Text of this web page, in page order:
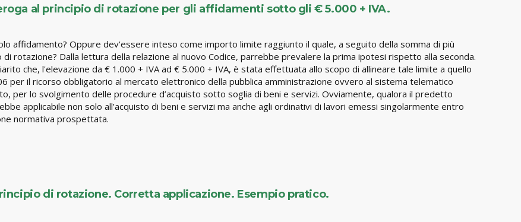
al principio di rotazione per gli affidamenti sotto gli € 5.000 + IVA.
affidamento? Oppure dev'essere inteso come importo limite raggiunto il quale, a seguito della somma di più
rotazione? Dalla lettura della relazione al nuovo Codice, parrebbe prevalere la prima ipotesi rispetto alla seconda.
che, l'elevazione da € 1.000 + IVA ad € 5.000 + IVA, è stata effettuata allo scopo di allineare tale limite a quello
per il ricorso obbligatorio al mercato elettronico della pubblica amministrazione ovvero al sistema telematico
per lo svolgimento delle procedure d’acquisto sotto soglia di beni e servizi. Ovviamente, qualora il predetto
applicabile non solo all’acquisto di beni e servizi ma anche agli ordinativi di lavori emessi singolarmente entro
normativa prospettata.
di rotazione. Corretta applicazione. Esempio pratico.